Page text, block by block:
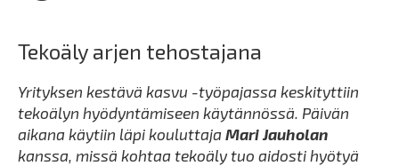
Tekoäly arjen tehostajana
Yrityksen kestävä kasvu -työpajassa keskityttiin
tekoälyn hyödyntämiseen käytännössä. Päivän
aikana käytiin läpi kouluttajaMari Jauholan
kanssa, missä kohtaa tekoäly tuo aidosti hyötyä